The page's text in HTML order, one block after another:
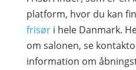
platform, hvor du kan
frisøri hele Danmark.
om salonen, se
information om